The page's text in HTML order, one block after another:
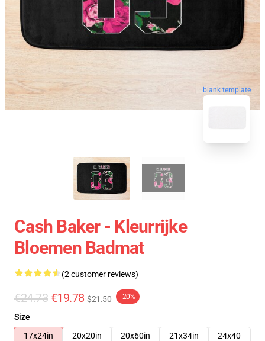
blank template
Cash Baker - Kleurrijke
Bloemen Badmat
(2 customer reviews)
€24.73 €19.78 $21.50 -20%
Size
17x24in
20x20in 20x60in 21x34in 24x40